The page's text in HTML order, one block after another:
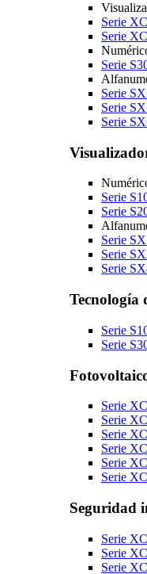
Serie
Serie
Serie
Serie
Serie
Serie
Serie
Serie
Serie
Serie
Serie
Tecnología
Serie
Serie
Serie
Serie
Serie
Serie
Serie
Serie
Seguridad
Serie
Serie
Serie